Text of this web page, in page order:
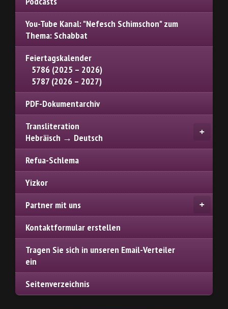
You-Tube Kanal: "Nefesch Schimschon" zum
Thema: Schabbat
Feiertagskalender
5786 (2025 – 2026)
5787 (2026 – 2027)
PDF-Dokumentarchiv
Transliteration
Hebräisch → Deutsch
Refua-Schlema
Yizkor
Partner mit uns
Kontaktformular erstellen
Tragen Sie sich in unseren Email-Verteiler
ein
Seitenverzeichnis